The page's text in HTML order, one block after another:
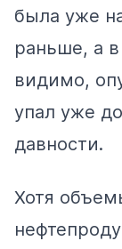
была уже
раньше, а в
видимо,
упал уже
давности.
Хотя